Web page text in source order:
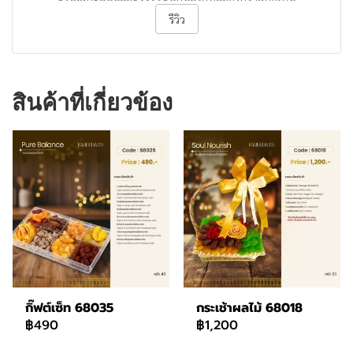
รีวิว
สินค้าที่เกี่ยวข้อง
กิ๊ฟต์เซ็ท 68035
฿490
กระเช้าผลไม้ 68018
฿1,200